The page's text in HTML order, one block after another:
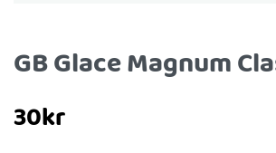
GB Glace Magnum
30kr